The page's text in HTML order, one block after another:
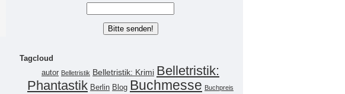
Tagcloud
autor Belletristik Belletristik: Krimi Belletristik:
Phantastik Berlin Blog Buchmesse Buchpreis